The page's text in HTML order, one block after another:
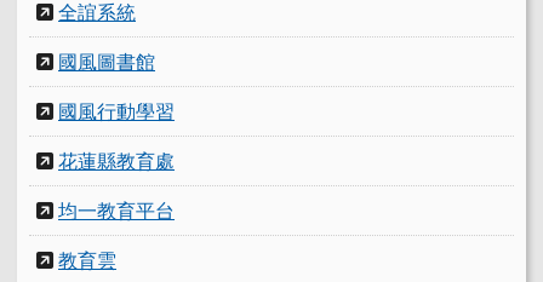
全誼系統
國風圖書館
國風行動學習
花蓮縣教育處
均一教育平台
教育雲